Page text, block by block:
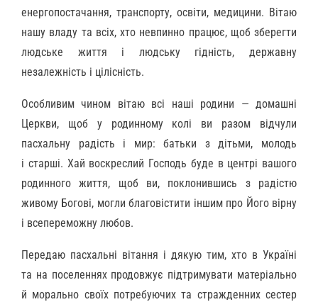
енергопостачання, транспорту, освіти, медицини. Вітаю
нашу владу та всіх, хто невпинно працює, щоб зберегти
людське життя і людську гідність, державну
незалежність і цілісність.
Особливим чином вітаю всі наші родини — домашні
Церкви, щоб у родинному колі ви разом відчули
пасхальну радість і мир: батьки з дітьми, молодь
і старші. Хай воскреслий Господь буде в центрі вашого
родинного життя, щоб ви, поклонившись з радістю
живому Богові, могли благовістити іншим про Його вірну
і всепереможну любов.
Передаю пасхальні вітання і дякую тим, хто в Україні
та на поселеннях продовжує підтримувати матеріально
й морально своїх потребуючих та стражденних сестер